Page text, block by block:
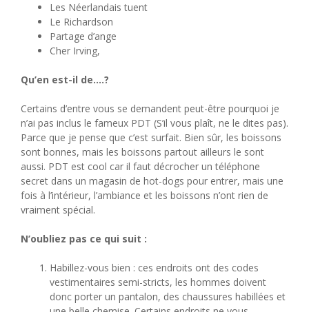
Les Néerlandais tuent
Le Richardson
Partage d’ange
Cher Irving,
Qu’en est-il de….?
Certains d’entre vous se demandent peut-être pourquoi je
n’ai pas inclus le fameux PDT (S’il vous plaît, ne le dites pas).
Parce que je pense que c’est surfait. Bien sûr, les boissons
sont bonnes, mais les boissons partout ailleurs le sont
aussi. PDT est cool car il faut décrocher un téléphone
secret dans un magasin de hot-dogs pour entrer, mais une
fois à l’intérieur, l’ambiance et les boissons n’ont rien de
vraiment spécial.
N’oubliez pas ce qui suit :
Habillez-vous bien : ces endroits ont des codes
vestimentaires semi-stricts, les hommes doivent
donc porter un pantalon, des chaussures habillées et